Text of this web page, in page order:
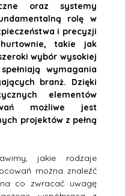
oraz systemy
rolę w
i precyzji
takie jak
wybór wysokiej
wymagania
branż. Dzięki
elementów
możliwe jest
projektów z pełną
jakie rodzaje
można znaleźć
co zwracać uwagę